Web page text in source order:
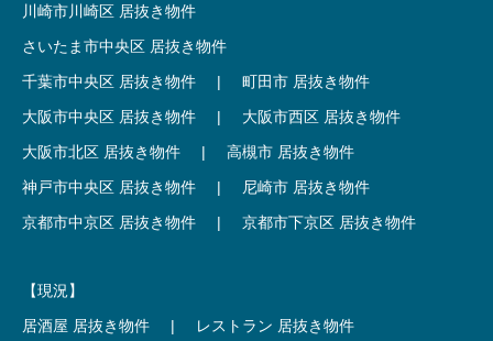
川崎市川崎区 居抜き物件
さいたま市中央区 居抜き物件
千葉市中央区 居抜き物件
|
町田市 居抜き物件
大阪市中央区 居抜き物件
|
大阪市西区 居抜き物件
大阪市北区 居抜き物件
|
高槻市 居抜き物件
神戸市中央区 居抜き物件
|
尼崎市 居抜き物件
京都市中京区 居抜き物件
| 京都市下京区 居抜き物件
【現況】
居酒屋 居抜き物件
|
レストラン 居抜き物件